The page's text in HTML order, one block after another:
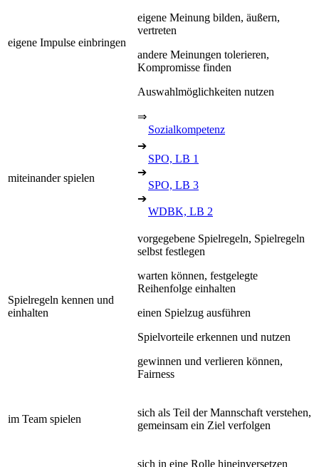
eigene Impulse einbringen
eigene Meinung bilden, äußern,
vertreten
andere Meinungen tolerieren,
Kompromisse finden
Auswahlmöglichkeiten nutzen
⇒
Sozialkompetenz
miteinander spielen
➔
SPO, LB 1
➔
SPO, LB 3
➔
WDBK, LB 2
Spielregeln kennen und
einhalten
vorgegebene Spielregeln, Spielregeln
selbst festlegen
warten können, festgelegte
Reihenfolge einhalten
einen Spielzug ausführen
Spielvorteile erkennen und nutzen
gewinnen und verlieren können,
Fairness
im Team spielen
sich als Teil der Mannschaft verstehen,
gemeinsam ein Ziel verfolgen
sich in eine Rolle hineinversetzen